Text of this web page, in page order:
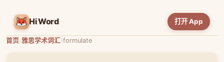
HiWord 打开 App
首页›雅思学术词汇›formulate